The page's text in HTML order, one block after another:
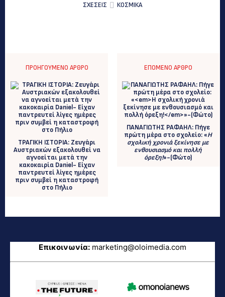
ΣΧΕΣΕΙΣ
ΚΟΣΜΙΚΑ
ΠΡΟΗΓΟΎΜΕΝΟ ΆΡΘΡΟ
TΡΑΓΙΚΗ ΙΣΤΟΡΙΑ: Zευγάρι
Αυστριακών εξακολουθεί να
αγνοείται μετά την
κακοκαιρία Daniel- Είχαν
παντρευτεί λίγες ημέρες
πριν συμβεί η καταστροφή
στο Πήλιο
ΕΠΌΜΕΝΟ ΆΡΘΡΟ
ΠANAΓΙΩΤΗΣ ΡΑΦΑΗΛ: Πήγε
πρώτη μέρα στο σχολείο: «Η
σχολική χρονιά ξεκίνησε με
ενθουσιασμό και πολλή
όρεξη!»-(Φώτο)
Επικοινωνία: marketing@oloimedia.com